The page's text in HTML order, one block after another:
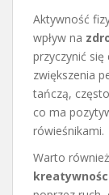
Aktywność
wpływ na
przyczynić
zwiększenia
tańczą,
co ma
rówieśnikami.
Warto